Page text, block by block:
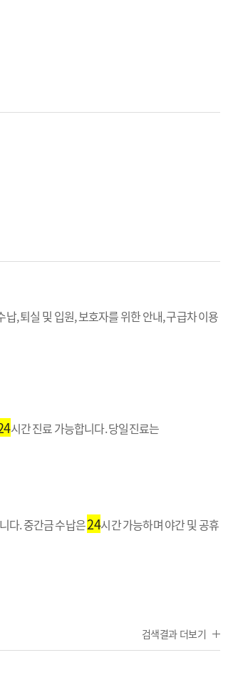
, 퇴실 및 입원, 보호자를 위한 안내, 구급차 이용
시간 진료 가능합니다. 당일진료는
다. 중간금 수납은24시간 가능하며 야간 및 공휴
검색결과 더보기